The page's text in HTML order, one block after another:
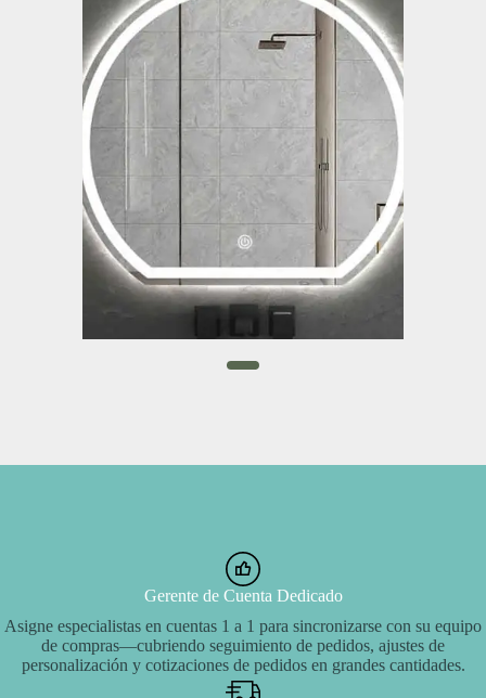
Gerente de Cuenta Dedicado
Asigne especialistas en cuentas 1 a 1 para sincronizarse con su equipo
de compras—cubriendo seguimiento de pedidos, ajustes de
personalización y cotizaciones de pedidos en grandes cantidades.